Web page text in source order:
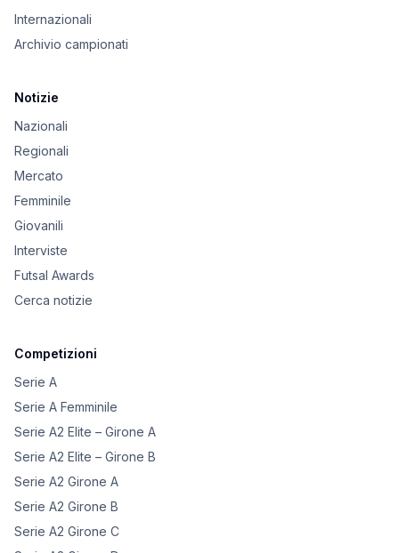
Internazionali
Archivio campionati
Notizie
Nazionali
Regionali
Mercato
Femminile
Giovanili
Interviste
Futsal Awards
Cerca notizie
Competizioni
Serie A
Serie A Femminile
Serie A2 Elite – Girone A
Serie A2 Elite – Girone B
Serie A2 Girone A
Serie A2 Girone B
Serie A2 Girone C